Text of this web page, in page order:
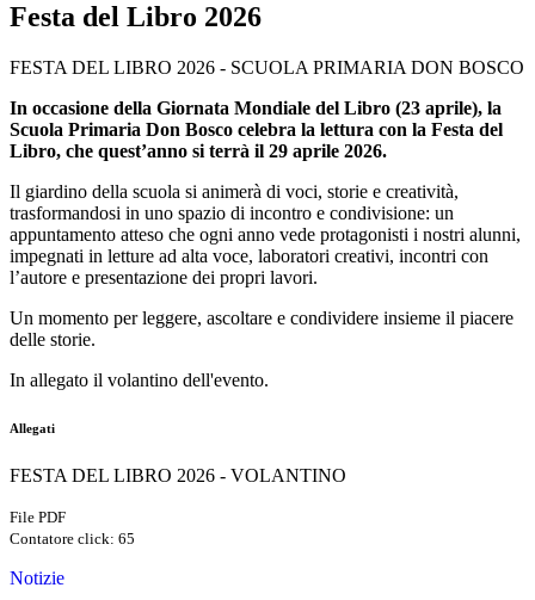
Festa del Libro 2026
FESTA DEL LIBRO 2026 - SCUOLA PRIMARIA DON BOSCO
In occasione della Giornata Mondiale del Libro (23 aprile), la
Scuola Primaria Don Bosco celebra la lettura con la Festa del
Libro, che quest’anno si terrà il 29 aprile 2026.
Il giardino della scuola si animerà di voci, storie e creatività,
trasformandosi in uno spazio di incontro e condivisione: un
appuntamento atteso che ogni anno vede protagonisti i nostri alunni,
impegnati in letture ad alta voce, laboratori creativi, incontri con
l’autore e presentazione dei propri lavori.
Un momento per leggere, ascoltare e condividere insieme il piacere
delle storie.
In allegato il volantino dell'evento.
Allegati
FESTA DEL LIBRO 2026 - VOLANTINO
File PDF
Contatore click: 65
Notizie